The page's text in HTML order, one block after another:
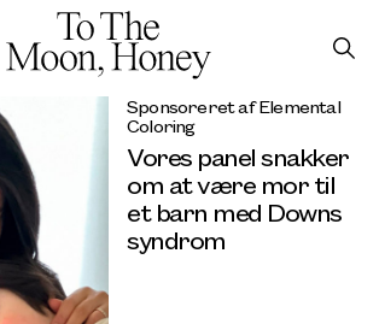
Sponsoreret af Elemental
Coloring
Vores panel snakker
om at være mor til
et barn med Downs
syndrom